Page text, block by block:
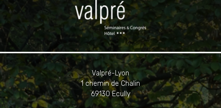
Valpré-Lyon
1 chemin de Chalin
69130 Ecully